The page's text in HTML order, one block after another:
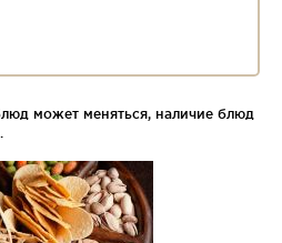
может меняться, наличие блюд